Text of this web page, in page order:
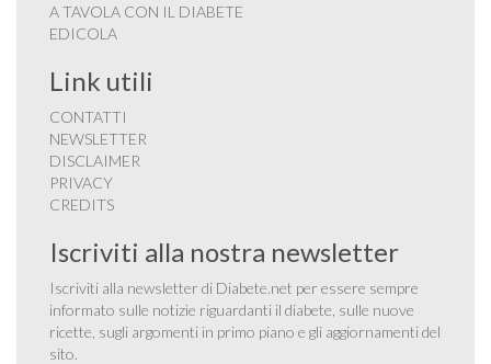
A TAVOLA CON IL DIABETE
EDICOLA
Link utili
CONTATTI
NEWSLETTER
DISCLAIMER
PRIVACY
CREDITS
Iscriviti alla nostra newsletter
Iscriviti alla newsletter di Diabete.net per essere sempre
informato sulle notizie riguardanti il diabete, sulle nuove
ricette, sugli argomenti in primo piano e gli aggiornamenti del
sito.